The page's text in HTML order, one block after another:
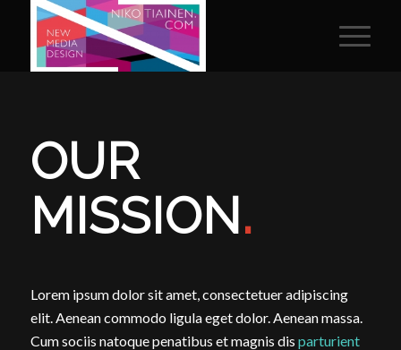
OUR
MISSION.
Lorem ipsum dolor sit amet, consectetuer adipiscing
elit. Aenean commodo ligula eget dolor. Aenean massa.
Cum sociis natoque penatibus et magnis dis parturient